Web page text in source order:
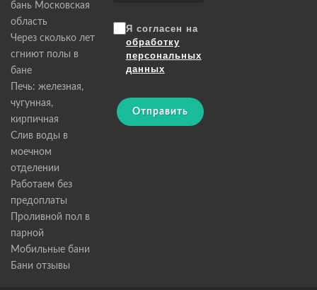
бань Московская
область
Через сколько лет
сгниют полы в
бане
Печь: железная,
чугунная,
кирпичная
Слив воды в
моечном
отделении
Работаем без
предоплаты
Проливной пол в
парной
Мобильные бани
Бани отзывы
Я согласен на
обработку
персональных
данных
Отправить